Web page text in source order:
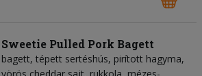
Sweetie Pulled Pork Bagett
bagett, tépett sertéshús, pirított hagyma,